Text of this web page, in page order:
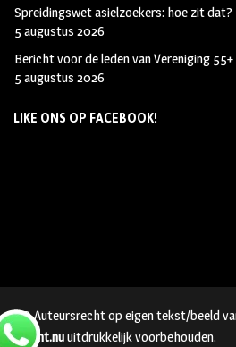
Spreidingswet asielzoekers: hoe zit dat?
5 augustus 2026
Bericht voor de leden van Vereniging 55+
5 augustus 2026
LIKE ONS OP FACEBOOK!
© Auteursrecht op eigen tekst/beeld
Vught.nuuitdrukkelijk voorbehouden.